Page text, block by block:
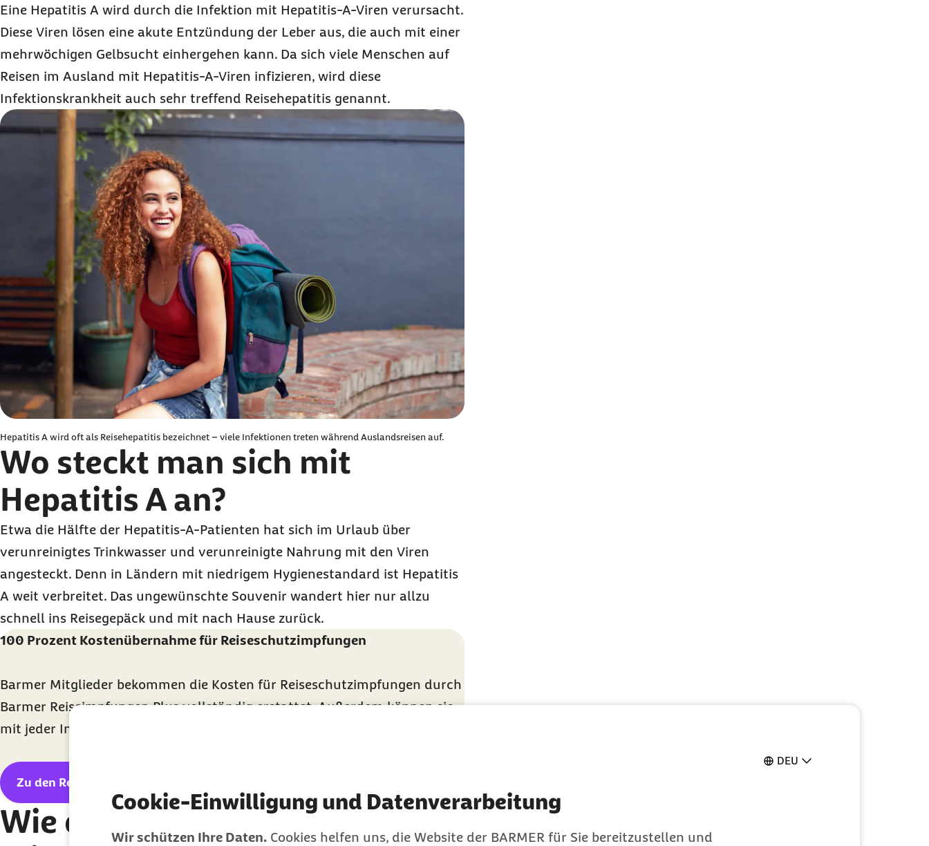
DEU
Cookie-Einwilligung und Datenverarbeitung
Wir schützen Ihre Daten. Cookies helfen uns, die Website der BARMER für Sie bereitzustellen und
Wie wird Hepatitis A diagnostiziert?
Wie wird Hepatitis A behandelt?
Gibt es eine Impfung gegen Hepatitis A?
Wann und wie oft sollte man gegen Hepatitis A impfen?
Warum ist eine Reiseschutzimpfung so wichtig?
Eine Hepatitis A wird durch die Infektion mit Hepatitis-A-Viren verursacht.
Diese Viren lösen eine akute Entzündung der Leber aus, die auch mit einer
mehrwöchigen Gelbsucht einhergehen kann. Da sich viele Menschen auf
Reisen im Ausland mit Hepatitis-A-Viren infizieren, wird diese
Infektionskrankheit auch sehr treffend Reisehepatitis genannt.
Hepatitis A wird oft als Reisehepatitis bezeichnet – viele Infektionen treten während Auslandsreisen auf.
Wo steckt man sich mit
Hepatitis A an?
Etwa die Hälfte der Hepatitis-A-Patienten hat sich im Urlaub über
verunreinigtes Trinkwasser und verunreinigte Nahrung mit den Viren
angesteckt. Denn in Ländern mit niedrigem Hygienestandard ist Hepatitis
A weit verbreitet. Das ungewünschte Souvenir wandert hier nur allzu
schnell ins Reisegepäck und mit nach Hause zurück.
100 Prozent Kostenübernahme für Reiseschutzimpfungen
Barmer Mitglieder bekommen die Kosten für Reiseschutzimpfungen durch
Barmer Reiseimpfungen Plusvollständig erstattet. Außerdem können sie
mit jeder Impfung Bonuspunkte im Barmer Bonus punkten.
Zu den Reiseschutzimpfungen
Wie erfolgt eine Ansteckung